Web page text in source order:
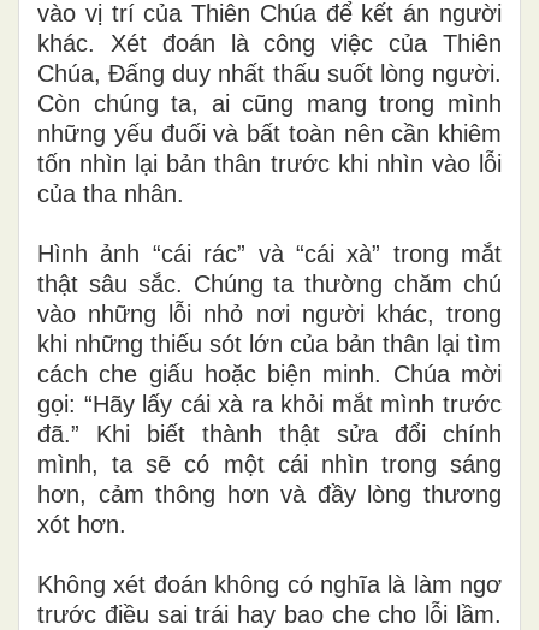
vào vị trí của Thiên Chúa để kết án người
khác. Xét đoán là công việc của Thiên
Chúa, Đấng duy nhất thấu suốt lòng người.
Còn chúng ta, ai cũng mang trong mình
những yếu đuối và bất toàn nên cần khiêm
tốn nhìn lại bản thân trước khi nhìn vào lỗi
của tha nhân.
Hình ảnh “cái rác” và “cái xà” trong mắt
thật sâu sắc. Chúng ta thường chăm chú
vào những lỗi nhỏ nơi người khác, trong
khi những thiếu sót lớn của bản thân lại tìm
cách che giấu hoặc biện minh. Chúa mời
gọi: “Hãy lấy cái xà ra khỏi mắt mình trước
đã.” Khi biết thành thật sửa đổi chính
mình, ta sẽ có một cái nhìn trong sáng
hơn, cảm thông hơn và đầy lòng thương
xót hơn.
Không xét đoán không có nghĩa là làm ngơ
trước điều sai trái hay bao che cho lỗi lầm.